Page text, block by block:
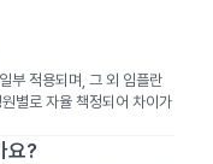
부 적용되며, 그 외 임플란
별로 자율 책정되어 차이가
요?